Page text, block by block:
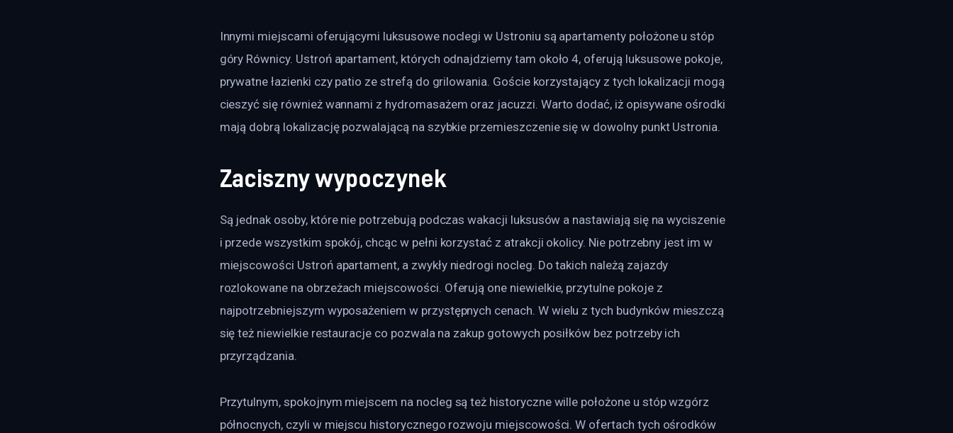
Innymi miejscami oferującymi luksusowe noclegi w Ustroniu są apartamenty położone u stóp
góry Równicy. Ustroń apartament, których odnajdziemy tam około 4, oferują luksusowe pokoje,
prywatne łazienki czy patio ze strefą do grilowania. Goście korzystający z tych lokalizacji mogą
cieszyć się również wannami z hydromasażem oraz jacuzzi. Warto dodać, iż opisywane ośrodki
mają dobrą lokalizację pozwalającą na szybkie przemieszczenie się w dowolny punkt Ustronia.
Zaciszny wypoczynek
Są jednak osoby, które nie potrzebują podczas wakacji luksusów a nastawiają się na wyciszenie
i przede wszystkim spokój, chcąc w pełni korzystać z atrakcji okolicy. Nie potrzebny jest im w
miejscowości Ustroń apartament, a zwykły niedrogi nocleg. Do takich należą zajazdy
rozlokowane na obrzeżach miejscowości. Oferują one niewielkie, przytulne pokoje z
najpotrzebniejszym wyposażeniem w przystępnych cenach. W wielu z tych budynków mieszczą
się też niewielkie restauracje co pozwala na zakup gotowych posiłków bez potrzeby ich
przyrządzania.
Przytulnym, spokojnym miejscem na nocleg są też historyczne wille położone u stóp wzgórz
północnych, czyli w miejscu historycznego rozwoju miejscowości. W ofertach tych ośrodków